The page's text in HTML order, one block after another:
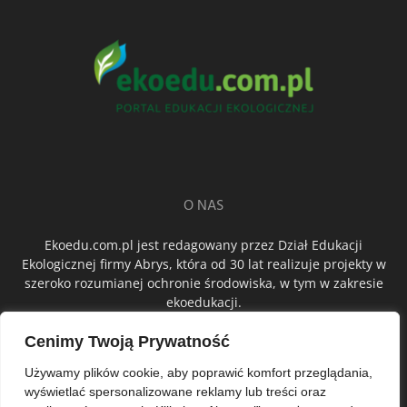
Cenimy Twoją Prywatność
Używamy plików cookie, aby poprawić komfort przeglądania,
wyświetlać spersonalizowane reklamy lub treści oraz
O NAS
Ekoedu.com.pl jest redagowany przez Dział Edukacji
Ekologicznej firmy Abrys, która od 30 lat realizuje projekty w
szeroko rozumianej ochronie środowiska, w tym w zakresie
ekoedukacji.
ŚLEDŹ NAS